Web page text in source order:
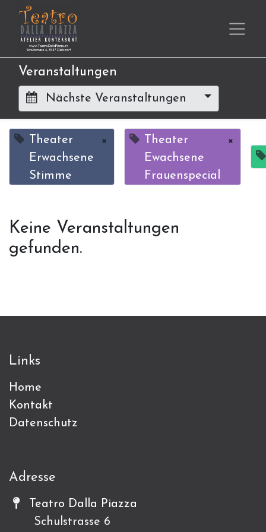
Veranstaltungen
Nächste Veranstaltungen
Theater
Erwachsene
Stimme
×
Theater
Ewachsene
Frauenspecial
×
Keine Veranstaltungen
gefunden.
Links
Home
Kontakt
Datenschutz
Adresse
Teatro Dalla Piazza
Schulstrasse 6